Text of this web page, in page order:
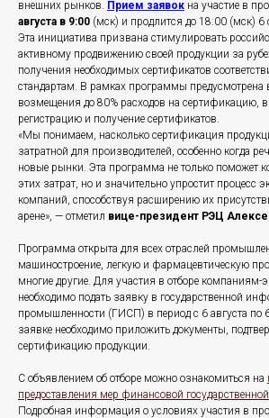
внешних рынков. Прием заявок на участие в
августа в 9:00 (мск) и продлится до 18:00 (мск) 6
Эта инициатива призвана стимулировать
активному продвижению своей продукции за
получения необходимых сертификатов
стандартам. В рамках программы предусмотрена
возмещения до 80% расходов на сертификацию,
регистрацию и получение сертификатов.
«Мы понимаем, насколько сертификация
затратной для производителей, особенно когда
новые рынки. Эта программа не только поможет
этих затрат, но и значительно упростит процесс
компаний, способствуя расширению их
арене», — отметил вице-президент РЭЦ
Программа открыта для всех отраслей
машиностроение, легкую и фармацевтическую
многие другие. Для участия в отборе компаниям-
необходимо подать заявку в государственной
промышленности (ГИСП) в период с 6 августа по
заявке необходимо приложить документы,
сертификацию продукции.
С объявлением об отборе можно ознакомиться на
предоставления мер финансовой
Подробная информация о условиях участия в